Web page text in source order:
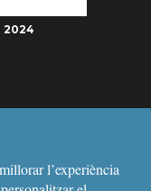
2024
l’experiència